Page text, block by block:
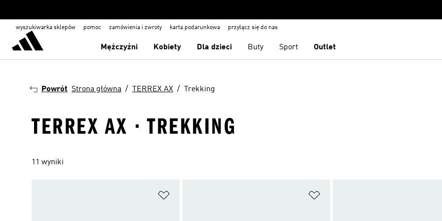
wyszukiwarka sklepów pomoc zamówienia i zwroty karta podarunkowa przyłącz się do nas
Mężczyźni Kobiety Dla dzieci Buty Sport Outlet
Powrót Strona główna TERREX AX Trekking
TERREX AX · TREKKING
11 wyniki